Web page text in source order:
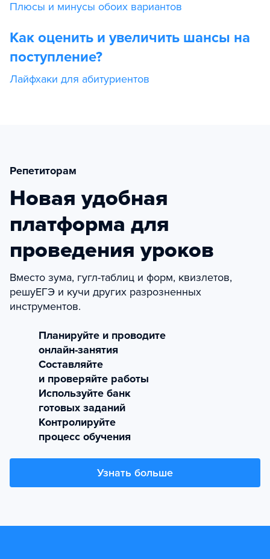
Плюсы и минусы обоих вариантов
Как оценить и увеличить шансы на
поступление?
Лайфхаки для абитуриентов
Репетиторам
Новая удобная
платформа для
проведения уроков
Вместо зума, гугл-таблиц и форм, квизлетов,
решуЕГЭ и кучи других разрозненных
инструментов.
Планируйте и проводите
онлайн-занятия
Составляйте
и проверяйте работы
Используйте банк
готовых заданий
Контролируйте
процесс обучения
Узнать больше